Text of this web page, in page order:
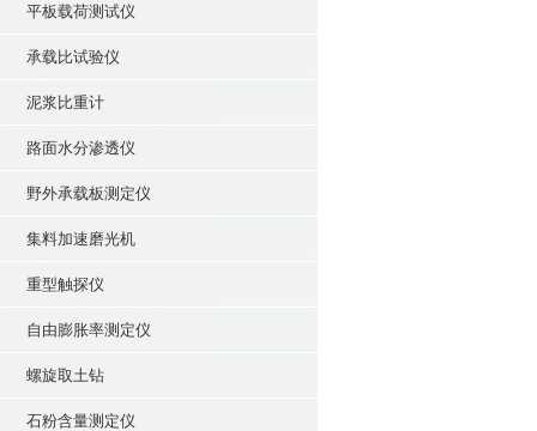
平板载荷测试仪
承载比试验仪
泥浆比重计
路面水分渗透仪
野外承载板测定仪
集料加速磨光机
重型触探仪
自由膨胀率测定仪
螺旋取土钻
石粉含量测定仪